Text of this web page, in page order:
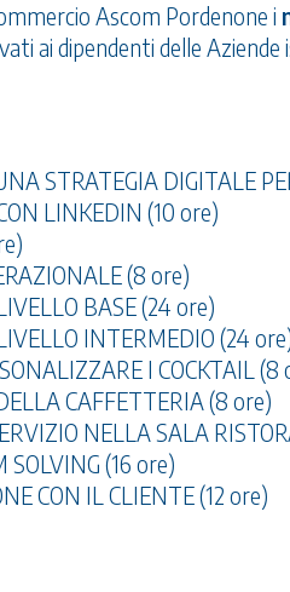
Ascom Pordenone i
ai dipendenti delle
STRATEGIA DIGITALE
LINKEDIN (10 ore)
(8 ore)
BASE (24 ore)
INTERMEDIO (24
I COCKTAIL (8
CAFFETTERIA (8 ore)
NELLA SALA
SOLVING (16 ore)
CON IL CLIENTE (12 ore)